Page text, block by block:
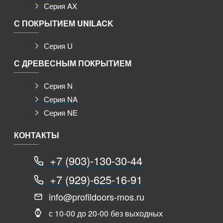
Серия AX
С ПОКРЫТИЕМ UNILACK
Серия U
С ДРЕВЕСНЫМ ПОКРЫТИЕМ
Серия N
Серия NA
Серия NE
КОНТАКТЫ
+7 (903)-130-30-44
+7 (929)-625-16-91
info@profildoors-mos.ru
с 10-00 до 20-00 без выходных